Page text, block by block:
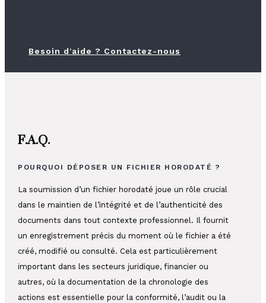
Besoin d'aide ? Contactez-nous
F.A.Q.
POURQUOI DÉPOSER UN FICHIER HORODATÉ ?
La soumission d’un fichier horodaté joue un rôle crucial
dans le maintien de l’intégrité et de l’authenticité des
documents dans tout contexte professionnel. Il fournit
un enregistrement précis du moment où le fichier a été
créé, modifié ou consulté. Cela est particulièrement
important dans les secteurs juridique, financier ou
autres, où la documentation de la chronologie des
actions est essentielle pour la conformité, l’audit ou la